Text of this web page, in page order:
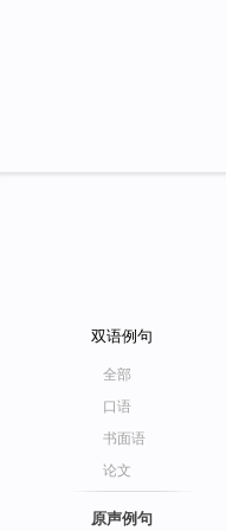
双语例句
全部
口语
书面语
论文
原声例句